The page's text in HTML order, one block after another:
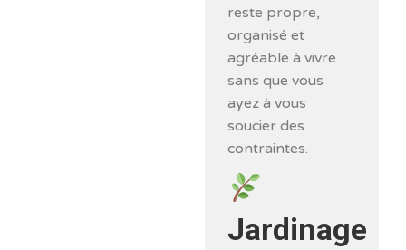
reste propre,
organisé et
agréable à vivre
sans que vous
ayez à vous
soucier des
contraintes.
Jardinage